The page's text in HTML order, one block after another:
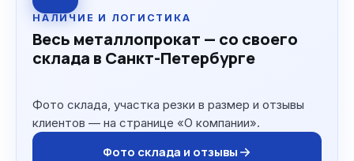
НАЛИЧИЕ И ЛОГИСТИКА
Весь металлопрокат — со своего
склада в Санкт-Петербурге
Фото склада, участка резки в размер и отзывы
клиентов — на странице «О компании».
Фото склада и отзывы